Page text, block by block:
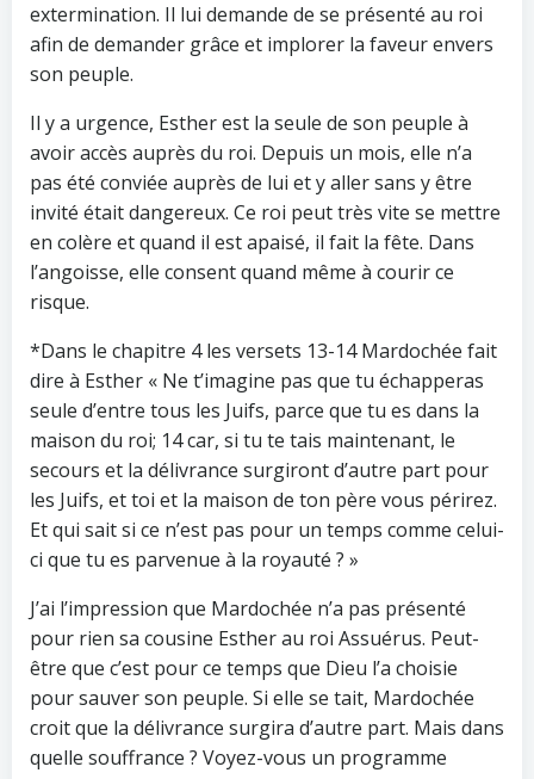
extermination. Il lui demande de se présenté au roi
afin de demander grâce et implorer la faveur envers
son peuple.
Il y a urgence, Esther est la seule de son peuple à
avoir accès auprès du roi. Depuis un mois, elle n’a
pas été conviée auprès de lui et y aller sans y être
invité était dangereux. Ce roi peut très vite se mettre
en colère et quand il est apaisé, il fait la fête. Dans
l’angoisse, elle consent quand même à courir ce
risque.
*Dans le chapitre 4 les versets 13-14 Mardochée fait
dire à Esther « Ne t’imagine pas que tu échapperas
seule d’entre tous les Juifs, parce que tu es dans la
maison du roi; 14 car, si tu te tais maintenant, le
secours et la délivrance surgiront d’autre part pour
les Juifs, et toi et la maison de ton père vous périrez.
Et qui sait si ce n’est pas pour un temps comme celui-
ci que tu es parvenue à la royauté ? »
J’ai l’impression que Mardochée n’a pas présenté
pour rien sa cousine Esther au roi Assuérus. Peut-
être que c’est pour ce temps que Dieu l’a choisie
pour sauver son peuple. Si elle se tait, Mardochée
croit que la délivrance surgira d’autre part. Mais dans
quelle souffrance ? Voyez-vous un programme